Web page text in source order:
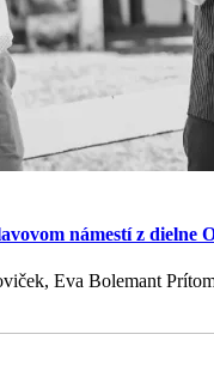
námestí z dielne
Eva Bolemant